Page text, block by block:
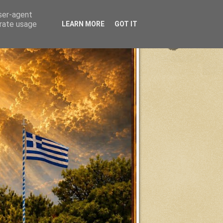
agent
usage
LEARN MORE GOT IT